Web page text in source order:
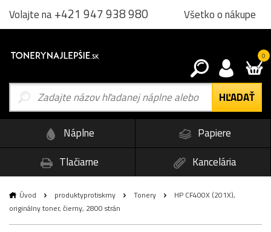
Volajte na+421 947 938 980 Všetko o nákupe
0
Náplne
Papiere
Tlačiarne
Kancelária
Úvod produktyprotiskrny Tonery
HP CF400X (201X),
originálny toner, čierny, 2800 strán